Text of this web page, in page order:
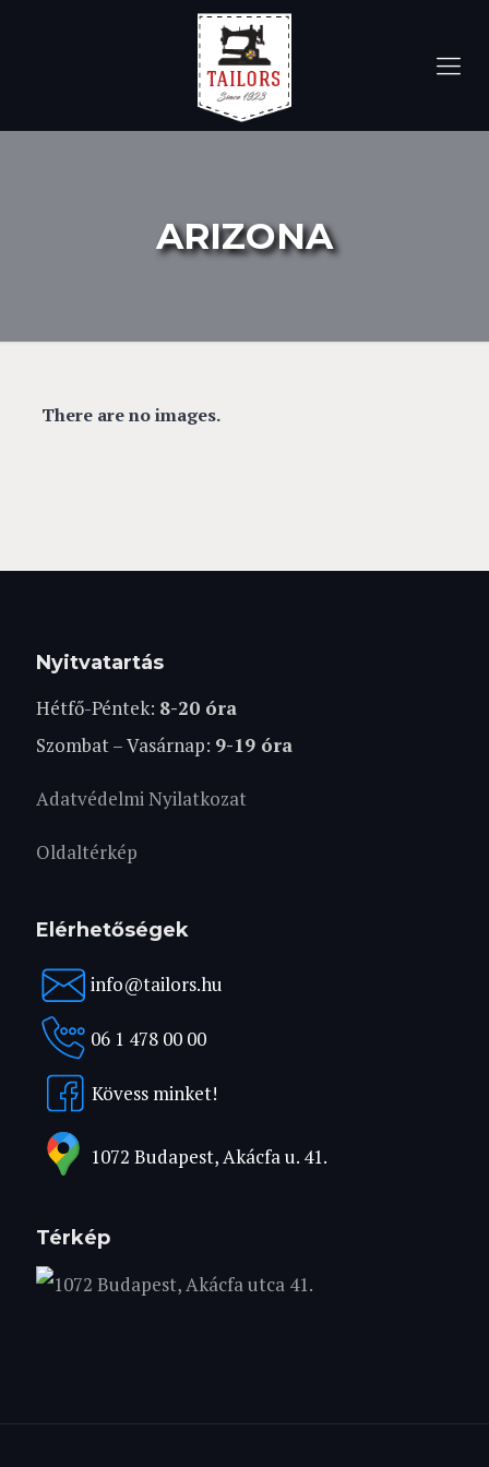
ARIZONA
There are no images.
Nyitvatartás
Hétfő-Péntek: 8-20 óra
Szombat – Vasárnap: 9-19 óra
Adatvédelmi Nyilatkozat
Oldaltérkép
Elérhetőségek
info@tailors.hu
06 1 478 00 00
Kövess minket!
1072 Budapest, Akácfa u. 41.
Térkép